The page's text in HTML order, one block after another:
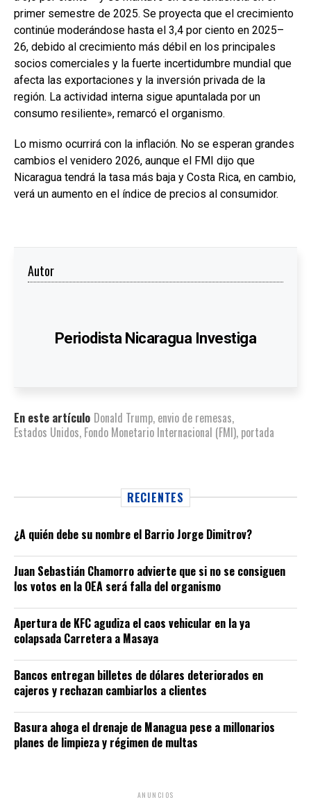
primer semestre de 2025. Se proyecta que el crecimiento
continúe moderándose hasta el 3,4 por ciento en 2025–
26, debido al crecimiento más débil en los principales
socios comerciales y la fuerte incertidumbre mundial que
afecta las exportaciones y la inversión privada de la
región. La actividad interna sigue apuntalada por un
consumo resiliente», remarcó el organismo.
Lo mismo ocurrirá con la inflación. No se esperan grandes
cambios el venidero 2026, aunque el FMI dijo que
Nicaragua tendrá la tasa más baja y Costa Rica, en cambio,
verá un aumento en el índice de precios al consumidor.
Autor
Periodista Nicaragua Investiga
En este artículo Donald Trump, envio de remesas,
Estados Unidos, Fondo Monetario Internacional (FMI), portada
RECIENTES
¿A quién debe su nombre el Barrio Jorge Dimitrov?
Juan Sebastián Chamorro advierte que si no se consiguen
los votos en la OEA será falla del organismo
Apertura de KFC agudiza el caos vehicular en la ya
colapsada Carretera a Masaya
Bancos entregan billetes de dólares deteriorados en
cajeros y rechazan cambiarlos a clientes
Basura ahoga el drenaje de Managua pese a millonarios
planes de limpieza y régimen de multas
ANUNCIOS